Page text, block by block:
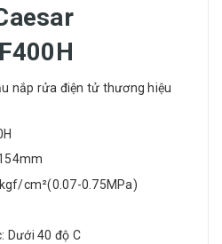
nắp rửa điện tử thương hiệu
cm²(0.07-0.75MPa)
Dưới 40 độ C